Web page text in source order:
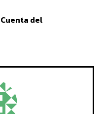
del